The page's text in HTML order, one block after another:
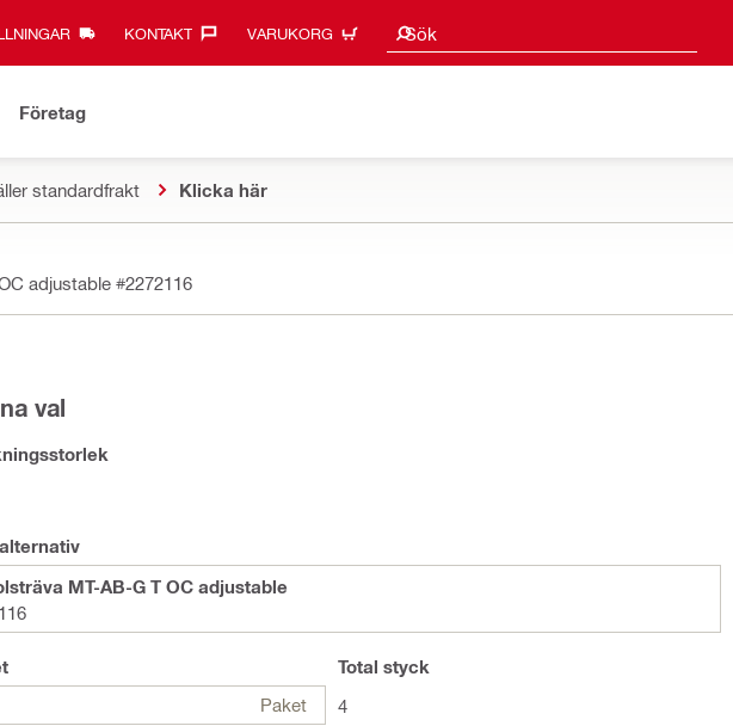
KONTAKT‎ VARUKORG Sök
Sökförslag
Företag
standardfrakt Klicka här
adjustable #2272116
val
MT-AB-G T OC adjustable
Paket
Total styck
4